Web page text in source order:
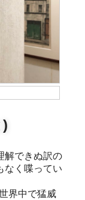
なく喋ってい
界中で猛威